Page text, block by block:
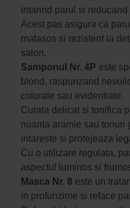
intarind parul si reducand
Acest pas asigura ca
matasos si rezistent la
salon.
Samponul Nr. 4P este
blond, raspunzand
colorate sau evidentiate.
Curata delicat si tonifica
nuanta aramie sau tonuri
intareste si protejeaza
Cu o utilizare regulata,
aspectul luminos si
Masca Nr. 8 este un
in profunzime si reface